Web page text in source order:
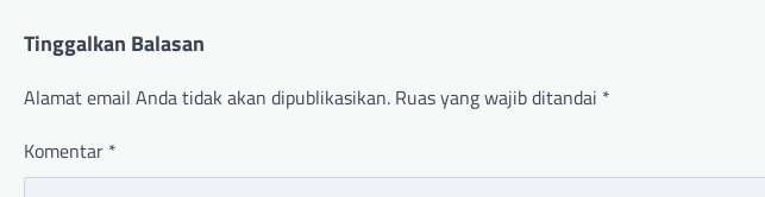
Tinggalkan Balasan
Alamat email Anda tidak akan dipublikasikan. Ruas yang wajib ditandai *
Komentar *